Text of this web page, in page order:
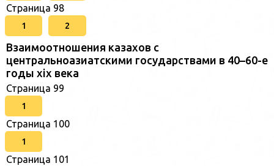
Страница 98
1 2
Взаимоотношения казахов с
центральноазиатскими государствами в 40–60-е
годы xix века
Страница 99
1
Страница 100
1
Страница 101